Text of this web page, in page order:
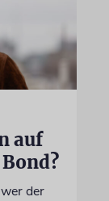
auf
der